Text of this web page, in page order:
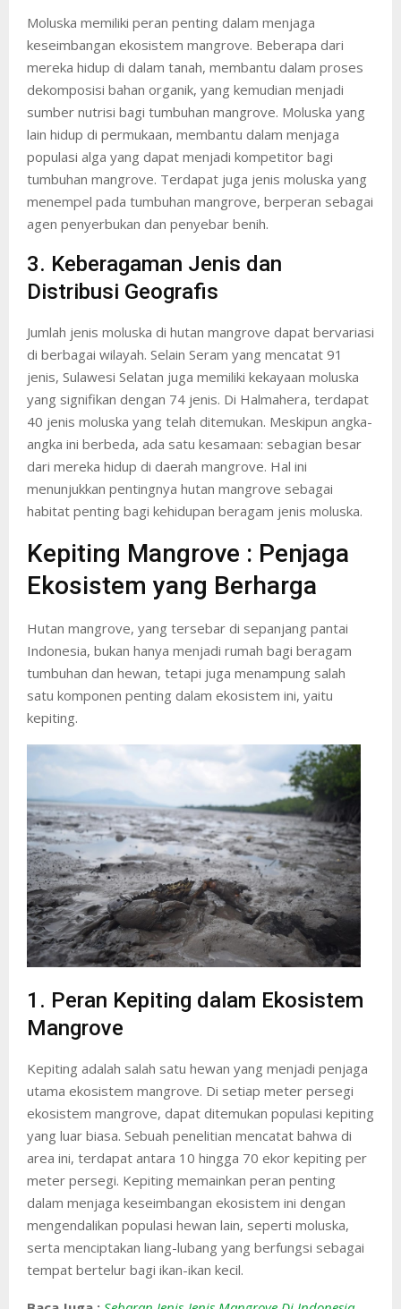
Moluska memiliki peran penting dalam menjaga
keseimbangan ekosistem mangrove. Beberapa dari
mereka hidup di dalam tanah, membantu dalam proses
dekomposisi bahan organik, yang kemudian menjadi
sumber nutrisi bagi tumbuhan mangrove. Moluska yang
lain hidup di permukaan, membantu dalam menjaga
populasi alga yang dapat menjadi kompetitor bagi
tumbuhan mangrove. Terdapat juga jenis moluska yang
menempel pada tumbuhan mangrove, berperan sebagai
agen penyerbukan dan penyebar benih.
3. Keberagaman Jenis dan
Distribusi Geografis
Jumlah jenis moluska di hutan mangrove dapat bervariasi
di berbagai wilayah. Selain Seram yang mencatat 91
jenis, Sulawesi Selatan juga memiliki kekayaan moluska
yang signifikan dengan 74 jenis. Di Halmahera, terdapat
40 jenis moluska yang telah ditemukan. Meskipun angka-
angka ini berbeda, ada satu kesamaan: sebagian besar
dari mereka hidup di daerah mangrove. Hal ini
menunjukkan pentingnya hutan mangrove sebagai
habitat penting bagi kehidupan beragam jenis moluska.
Kepiting Mangrove : Penjaga
Ekosistem yang Berharga
Hutan mangrove, yang tersebar di sepanjang pantai
Indonesia, bukan hanya menjadi rumah bagi beragam
tumbuhan dan hewan, tetapi juga menampung salah
satu komponen penting dalam ekosistem ini, yaitu
kepiting.
1. Peran Kepiting dalam Ekosistem
Mangrove
Kepiting adalah salah satu hewan yang menjadi penjaga
utama ekosistem mangrove. Di setiap meter persegi
ekosistem mangrove, dapat ditemukan populasi kepiting
yang luar biasa. Sebuah penelitian mencatat bahwa di
area ini, terdapat antara 10 hingga 70 ekor kepiting per
meter persegi. Kepiting memainkan peran penting
dalam menjaga keseimbangan ekosistem ini dengan
mengendalikan populasi hewan lain, seperti moluska,
serta menciptakan liang-lubang yang berfungsi sebagai
tempat bertelur bagi ikan-ikan kecil.